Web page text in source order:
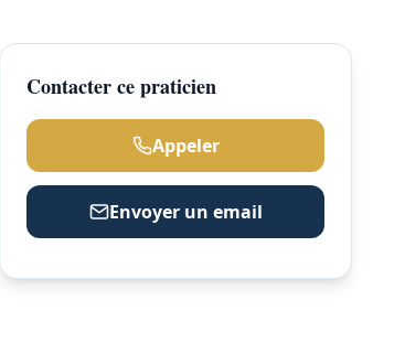
Contacter ce praticien
Appeler
Envoyer un email